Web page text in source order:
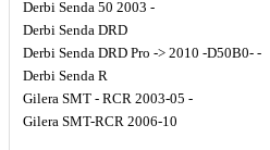
Derbi Senda 50 2003 -
Derbi Senda DRD
Derbi Senda DRD Pro -> 2010 -D50B0- -
Derbi Senda R
Gilera SMT - RCR 2003-05 -
Gilera SMT-RCR 2006-10